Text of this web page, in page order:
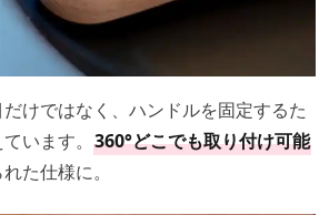
けではなく、ハンドルを固定するた
います。 360°どこでも取り付け可能
た仕様に。